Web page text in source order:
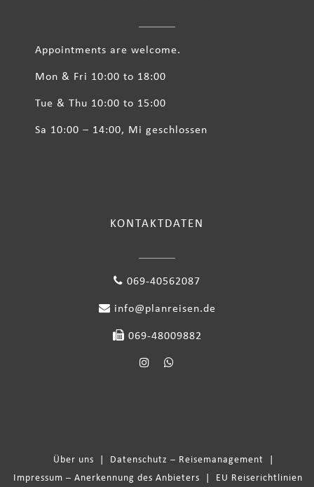
Appointments are welcome.
Mon & Fri 10:00 to 18:00
Tue & Thu 10:00 to 15:00
Sa 10:00 – 14:00, Mi geschlossen
KONTAKTDATEN
069-40562087
info@planreisen.de
069-48009882
Über uns Datenschutz – Reisemanagement
Impressum – Anerkennung des Anbieters
EU Reiserichtlinien